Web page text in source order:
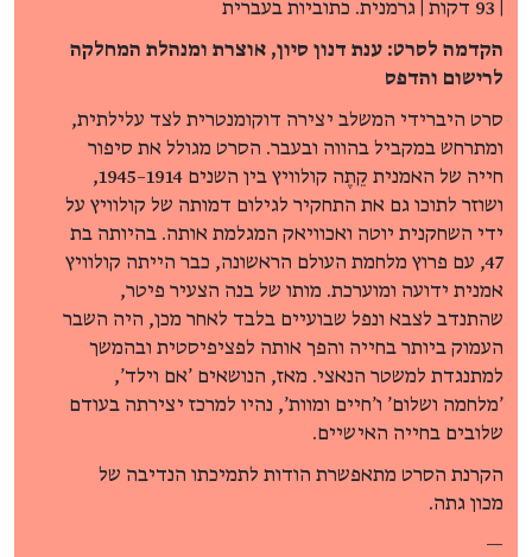
הקדמה לסרט: ענת דנון סיון, אוצרת ומנהלת המחלקה
לרישום והדפס
סרט היברידי המשלב יצירה דוקומנטרית לצד עלילתית,
ומתרחש במקביל בהווה ובעבר. הסרט מגולל את סיפור
חייה של האמנית קֵתֶה קולוויץ בין השנים 1914–1945,
ושוזר לתוכו גם את התחקיר לגילום דמותה של קולוויץ על
ידי השחקנית יוטה ואכוויאק המגלמת אותה. בהיותה בת
47, עם פרוץ מלחמת העולם הראשונה, כבר הייתה קולוויץ
אמנית ידועה ומוערכת. מותו של בנה הצעיר פיטר,
שהתנדב לצבא ונפל שבועיים בלבד לאחר מכן, היה השבר
העמוק ביותר בחייה והפך אותה לפציפיסטית ובהמשך
למתנגדת למשטר הנאצי. מאז, הנושאים 'אם וילד',
'מלחמה ושלום' ו'חיים ומוות', נהיו למרכז יצירתה בעודם
שלובים בחייה האישיים.
הקרנת הסרט מתאפשרת הודות לתמיכתו הנדיבה של
מכון גתה.
—